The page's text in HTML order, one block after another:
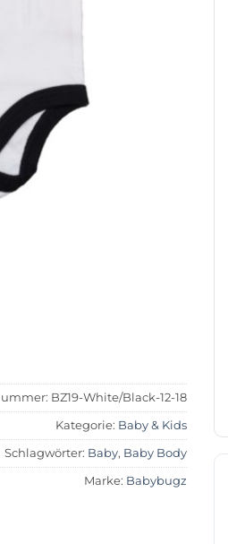
BZ19-White/Black-12-18
Kategorie: Baby & Kids
Schlagwörter: Baby, Baby Body
Marke: Babybugz